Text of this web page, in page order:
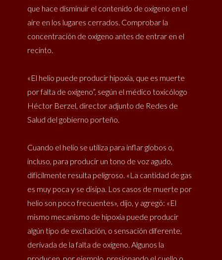
que hace disminuir el contenido de oxígeno en el
aire en los lugares cerrados. Comprobar la
concentración de oxígeno antes de entrar en el
recinto.
«El helio puede producir hipoxia, que es muerte
por falta de oxígeno”, según el médico toxicólogo
Héctor Berzel, director adjunto de Redes de
Salud del gobierno porteño.
Cuando el helio se utiliza para inflar globos o,
incluso, para producir un tono de voz agudo,
difícilmente resulta peligroso. «La cantidad de gas
es muy poca y se disipa. Los casos de muerte por
helio son poco frecuentes», dijo, y agregó: «El
mismo mecanismo de hipoxia puede producir
algún tipo de excitación, o sensación diferente,
derivada de la falta de oxígeno. Algunos la